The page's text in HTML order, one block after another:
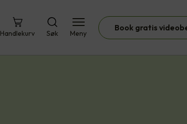
Handlekurv Søk Meny
Book gratis